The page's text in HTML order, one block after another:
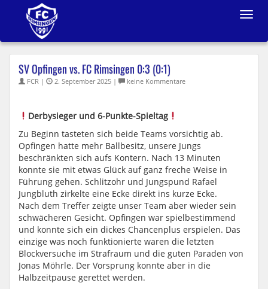
Toggle
SV Opfingen vs. FC Rimsingen 0:3 (0:1)
FCR | 2. September 2025 | keine Kommentare
Derbysieger und 6-Punkte-Spieltag
Zu Beginn tasteten sich beide Teams vorsichtig ab.
Opfingen hatte mehr Ballbesitz, unsere Jungs
beschränkten sich aufs Kontern. Nach 13 Minuten
konnte sie mit etwas Glück auf ganz freche Weise in
Führung gehen. Schlitzohr und Jungspund Rafael
Jungbluth zirkelte eine Ecke direkt ins kurze Ecke.
Nach dem Treffer zeigte unser Team aber wieder sein
schwächeren Gesicht. Opfingen war spielbestimmend
und konnte sich ein dickes Chancenplus erspielen. Das
einzige was noch funktionierte waren die letzten
Blockversuche im Strafraum und die guten Paraden von
Jonas Möhrle. Der Vorsprung konnte aber in die
Halbzeitpause gerettet werden.